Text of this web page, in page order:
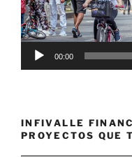
00:00
INFIVALLE
PROYECTOS QUE